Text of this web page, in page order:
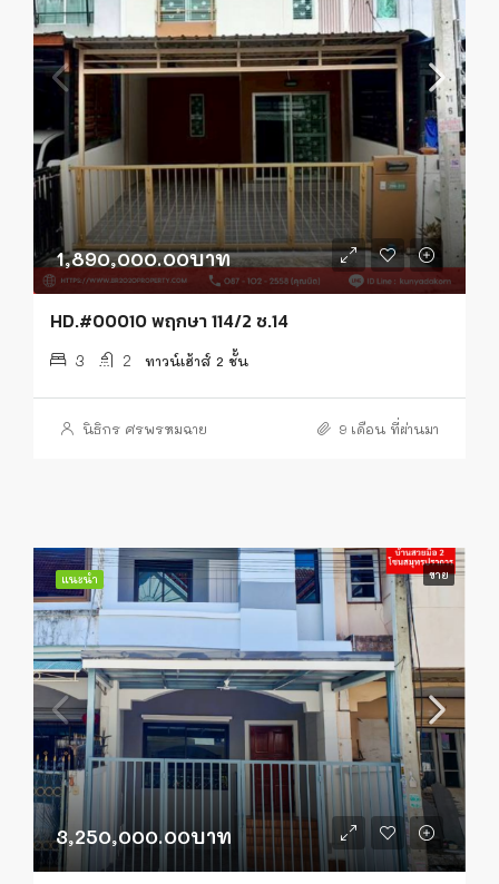
1,890,000.00บาท
HD.#00010 พฤกษา 114/2 ซ.14
3 2 ทาวน์เฮ้าส์ 2 ชั้น
นิธิกร ศรพรหมฉาย 9 เดือน ที่ผ่านมา
แนะนำ ขาย
3,250,000.00บาท